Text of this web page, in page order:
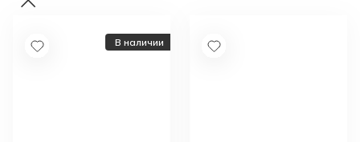
В наличии